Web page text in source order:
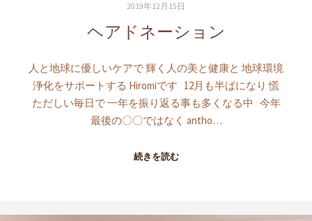
2019年12月15日
ヘアドネーション
人と地球に優しいケアで 輝く人の美と健康と 地球環境
浄化をサポートする Hiromiです 12月も半ばになり 慌
ただしい毎日で 一年を振り返る事も多くなる中 今年
最後の〇〇ではなく antho…
続きを読む